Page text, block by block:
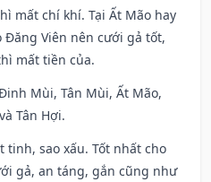
mất chí khí. Tại Ất Mão hay
Viên nên cưới gả tốt,
mất tiền của.
Mùi, Tân Mùi, Ất Mão,
Tân Hợi.
tinh, sao xấu. Tốt nhất cho
gả, an táng, gắn cũng như